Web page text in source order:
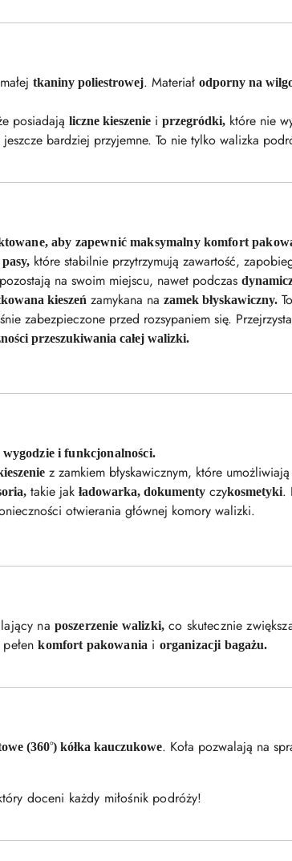
tkaniny poliestrowej. Materiał odporny na
posiadają liczne kieszenie i przegródki, które nie
bardziej przyjemne. To nie tylko walizka
aby zapewnić maksymalny komfort
które stabilnie przytrzymują zawartość,
na swoim miejscu, nawet podczas
kieszeń zamykana na zamek błyskawiczny.
zabezpieczone przed rozsypaniem się.
przeszukiwania całej walizki.
wygodzie i funkcjonalności.
z zamkiem błyskawicznym, które
takie jak ładowarka, dokumenty czykosmetyki.
otwierania głównej komory walizki.
na poszerzenie walizki, co skutecznie
komfort pakowania i organizacji bagażu.
(360°) kółka kauczukowe. Koła pozwalają na
doceni każdy miłośnik podróży!